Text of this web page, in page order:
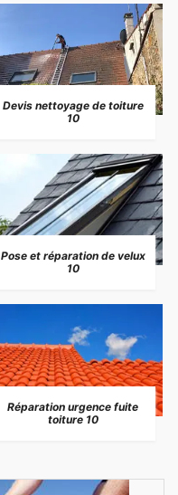
Devis nettoyage de toiture
10
Pose et réparation de velux
10
Réparation urgence fuite
toiture 10